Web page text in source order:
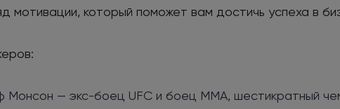
мотивации, который поможет вам достичь успеха в
— экс-боец UFC и боец MMA, шестикратный